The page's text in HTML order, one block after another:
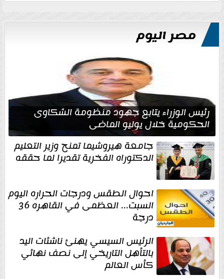
مصر اليوم
رئيس الوزراء يتابع جهود منظومة الشكاوى
الحكومية خلال يوليو الماضي
جامعة هيروشيما تمنح وزير التعليم
الدكتوراه الفخرية تقديرا لما حققه
احوال الطقس ودرجات الحراره اليوم
السبت... العظمى في القاهره 36
درجة
الرئيس السيسي يهنئ ناشئات اليد
بالتأهل التاريخي إلى نصف نهائي
كأس العالم